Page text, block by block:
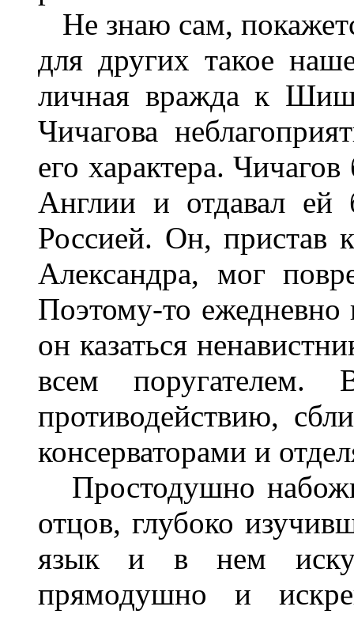
Не знаю сам,
для других такое
личная вражда к
Чичагова
его характера.
Англии и отдавал ей
Россией. Он, пристав
Александра, мог
Поэтому-то
он казаться
всем поругателем.
противодействию,
консерваторами и
Простодушно
отцов, глубоко
язык и в нем
прямодушно и